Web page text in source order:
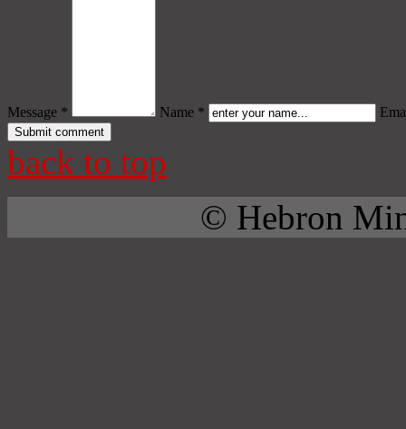
Message * Name *
back to top
© Hebron